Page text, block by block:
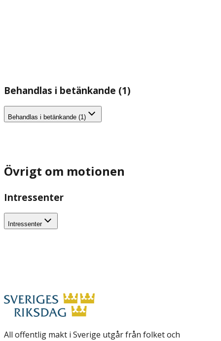
Behandlas i betänkande (1)
Behandlas i betänkande (1)
Övrigt om motionen
Intressenter
Intressenter
All offentlig makt i Sverige utgår från folket och